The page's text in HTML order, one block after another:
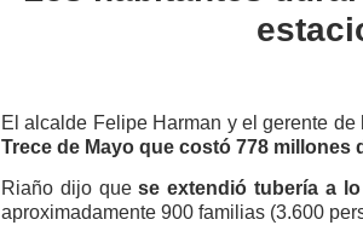
El alcalde Felipe Harman y el gerente
Trece de Mayo que costó 778 millones
Riaño dijo quese extendió tubería a
aproximadamente 900 familias (3.600